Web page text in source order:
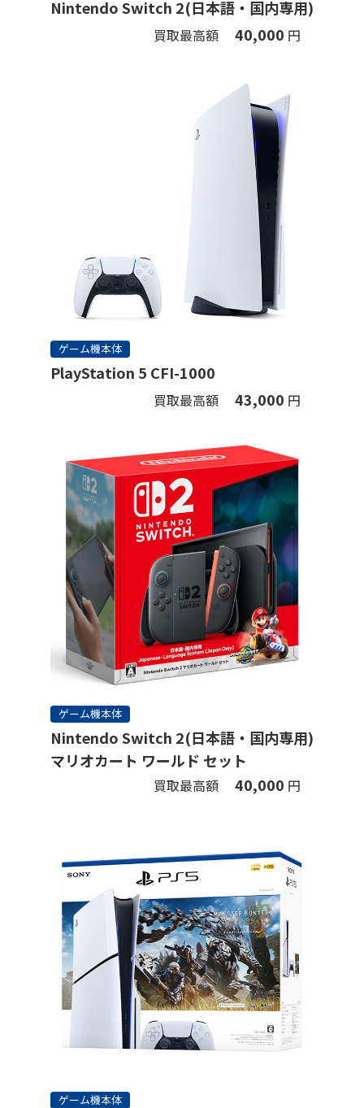
Nintendo Switch 2(日本語・国内専用)
買取最高額 40,000 円
ゲーム機本体
PlayStation 5 CFI-1000
買取最高額 43,000 円
ゲーム機本体
Nintendo Switch 2(日本語・国内専用)
マリオカート ワールド セット
買取最高額 40,000 円
ゲーム機本体